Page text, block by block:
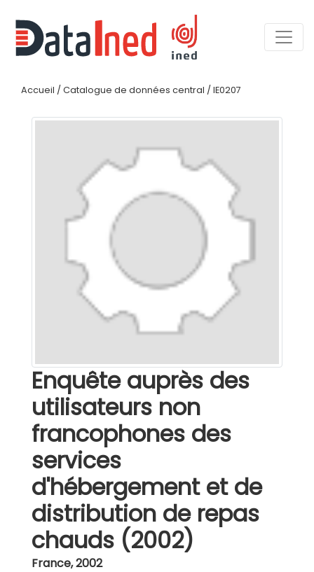
Accueil / Catalogue de données central / IE0207
Enquête auprès des
utilisateurs non
francophones des
services
d'hébergement et de
distribution de repas
chauds (2002)
France,2002